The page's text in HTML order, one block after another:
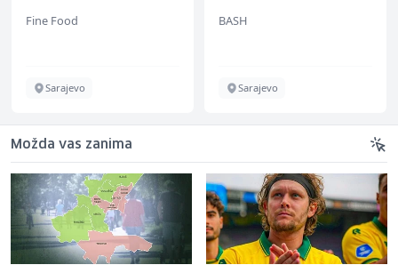
Fine Food
Sarajevo
BASH
Sarajevo
Možda vas zanima